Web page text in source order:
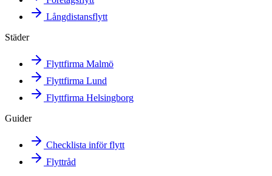
Långdistansflytt
Städer
Flyttfirma Malmö
Flyttfirma Lund
Flyttfirma Helsingborg
Guider
Checklista inför flytt
Flyttråd